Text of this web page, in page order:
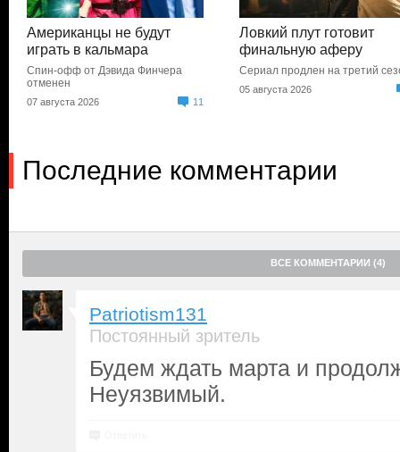
Американцы не будут
играть в кальмара
Спин-офф от Дэвида Финчера
отменен
07 августа 2026 11
Ловкий плут готовит
финальную аферу
Сериал продлен на третий
05 августа 2026
Последние комментарии
ВСЕ КОММЕНТАРИИ (4)
Patriotism131
Постоянный зритель
Будем ждать марта и
Неуязвимый.